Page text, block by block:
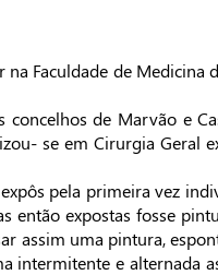
Faculdade de Medicina
de Marvão e
se em Cirurgia Geral
pela primeira vez
então expostas fosse
assim uma pintura,
intermitente e alternada